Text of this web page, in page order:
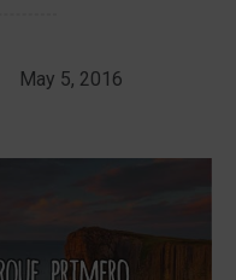
May 5, 2016